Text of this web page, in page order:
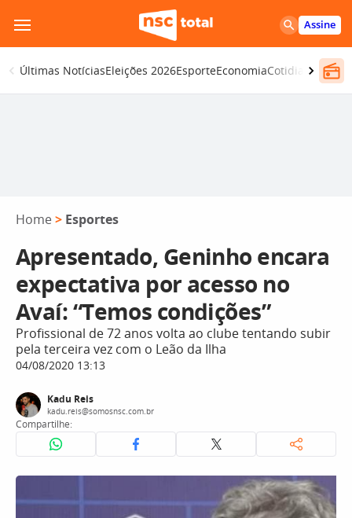
para
o
conteúdo
Assine
Últimas NotíciasEleições 2026EsporteEconomiaCotidiano
Home > Esportes
Apresentado, Geninho encara
expectativa por acesso no
Avaí: “Temos condições”
Profissional de 72 anos volta ao clube tentando subir
pela terceira vez com o Leão da Ilha
04/08/2020 13:13
Kadu Reis
kadu.reis@somosnsc.com.br
Compartilhe: